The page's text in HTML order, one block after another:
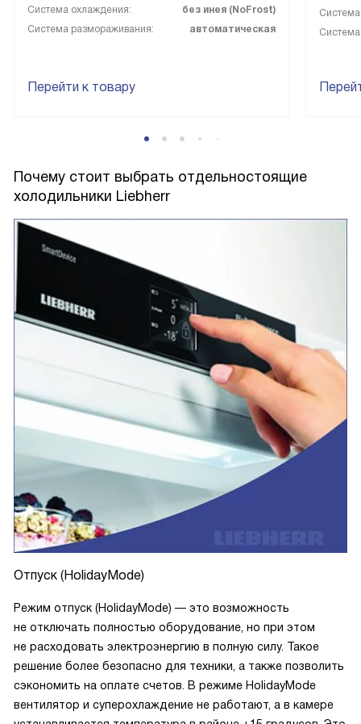
Система охлаждения:
без инея (NoFrost)
Система размораживания:
автоматическая
Перейти к товару
Почему стоит выбрать отдельностоящие
холодильники Liebherr
Отпуск (HolidayMode)
Режим отпуск (HolidayMode) — это возможность
не отключать полностью оборудование, но при этом
не расходовать электроэнергию в полную силу. Такое
решение более безопасно для техники, а также позволить
сэкономить на оплате счетов. В режиме HolidayMode
вентилятор и суперохлаждение не работают, а в камере